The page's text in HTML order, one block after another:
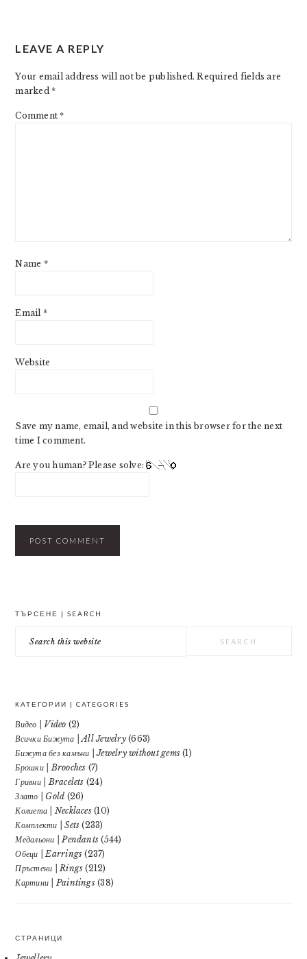
LEAVE A REPLY
Your email address will not be published. Required fields are
marked*
Comment*
Name *
Email *
Website
Save my name, email, and website in this browser for the next
time I comment.
Are you human? Please solve:
ТЪРСЕНЕ | SEARCH
this
КАТЕГОРИИ | CATEGORIES
Видео | Video (2)
Всички Бижута | All Jewelry(663)
Бижута без камъни | Jewelry without gems (1)
Брошки | Brooches (7)
Гривни | Bracelets (24)
Злато | Gold (26)
Колиета | Necklaces(10)
Комплекти | Sets (233)
Медальони | Pendants (544)
Обеци | Earrings (237)
Пръстени | Rings (212)
Картини | Paintings(38)
СТРАНИЦИ